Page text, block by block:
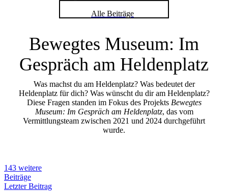
Alle Beiträge
Bewegtes Museum: Im
Gespräch am Heldenplatz
Was machst du am Heldenplatz? Was bedeutet der
Heldenplatz für dich? Was wünscht du dir am Heldenplatz?
Diese Fragen standen im Fokus des Projekts Bewegtes
Museum: Im Gespräch am Heldenplatz, das vom
Vermittlungsteam zwischen 2021 und 2024 durchgeführt
wurde.
143 weitere
Beiträge
Letzter Beitrag